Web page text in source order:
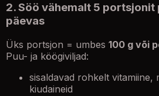
2. Söö vähemalt 5
päevas
Üks portsjon = umbes 100 g või
Puu- ja köögiviljad:
sisaldavad rohkelt vitamiine,
kiudaineid